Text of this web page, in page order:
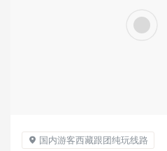
 国内游客西藏跟团纯玩线路